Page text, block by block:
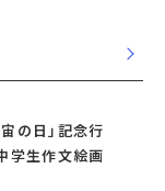
の日」記念行
学生作文絵画